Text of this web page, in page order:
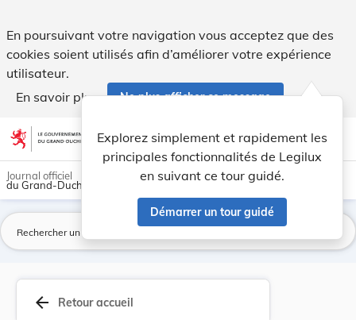
En poursuivant votre navigation vous acceptez que des
cookies soient utilisés afin d’améliorer votre expérience
utilisateur.
En savoir plus
Ne plus afficher ce message
Aller au contenu account_circle help Aide
Explorez simplement et rapidement les
principales fonctionnalités de Legilux
en suivant ce tour guidé.
Démarrer un tour guidé
light_mode dark_mode
Journal officiel
du Grand-Duché de Luxembourg
arrow_back Retour accueil